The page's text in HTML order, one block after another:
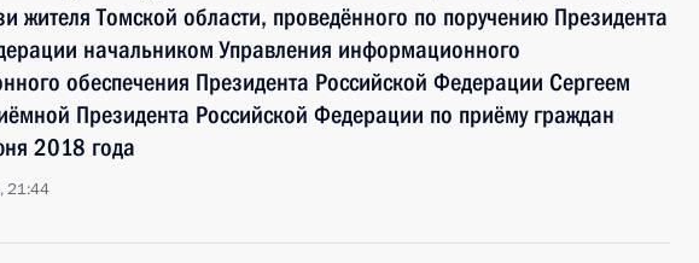
жителя Томской области, проведённого по поручению Президента
начальником Управления информационного
обеспечения Президента Российской Федерации Сергеем
Президента Российской Федерации по приёму граждан
2018 года
21:44